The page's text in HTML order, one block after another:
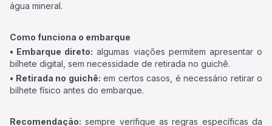
água mineral.
Como funciona o embarque
• Embarque direto: algumas viações permitem apresentar o
bilhete digital, sem necessidade de retirada no guichê.
• Retirada no guichê: em certos casos, é necessário retirar o
bilhete físico antes do embarque.
Recomendação: sempre verifique as regras específicas da